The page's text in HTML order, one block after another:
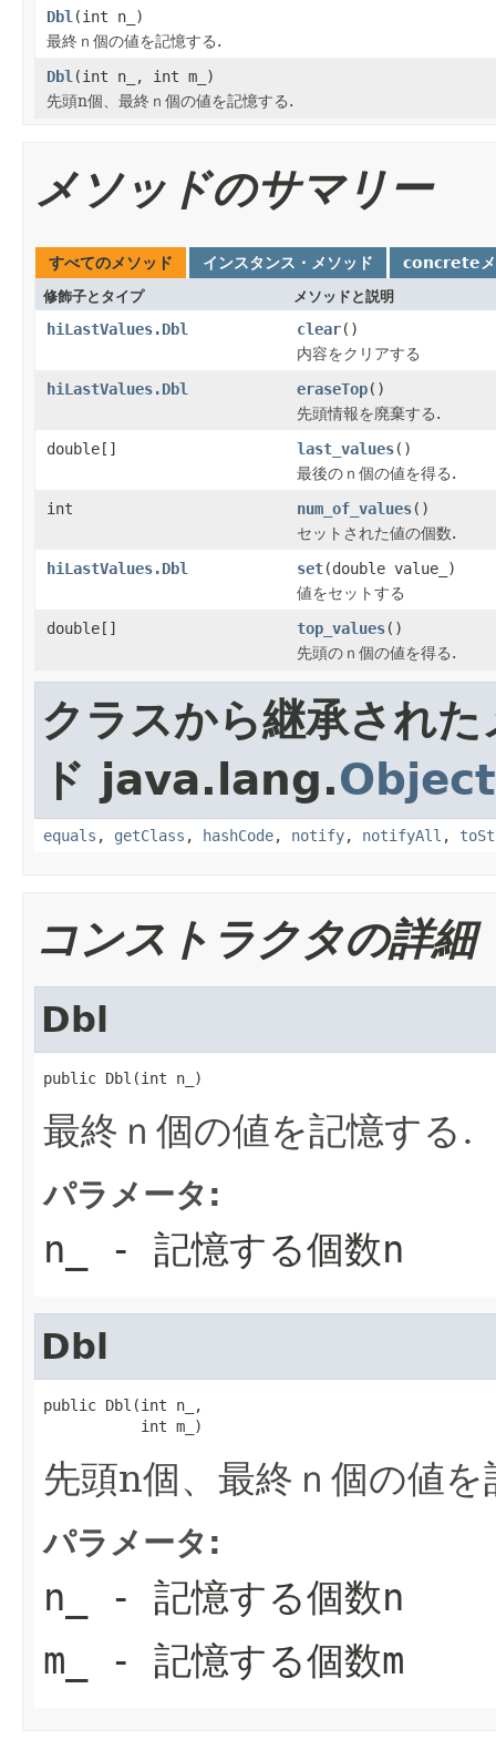
Dbl (int n_)
最終ｎ個の値を記憶する.
Dbl (int n_, int m_)
先頭n個、最終ｎ個の値を記憶する.
メソッドのサマリー
すべてのメソッド インスタンス・メソッド concreteメ
修飾子とタイプ メソッドと説明
hiLastValues.Dbl clear()
内容をクリアする
hiLastValues.Dbl
eraseTop()
先頭情報を廃棄する.
double[]
last_values()
最後のｎ個の値を得る.
int
num_of_values()
セットされた値の個数.
hiLastValues.Dbl
set(double value_)
値をセットする
double[]
top_values()
先頭のｎ個の値を得る.
クラスから継承された
ド java.lang.Object
equals , getClass , hashCode, notify, notifyAll ,
コンストラクタの詳細
Dbl
public Dbl(int n_)
最終ｎ個の値を記憶する.
パラメータ:
n_ - 記憶する個数n
Dbl
public Dbl(int n_,
           int m_)
先頭n個、最終ｎ個の値
パラメータ:
n_
- 記憶する個数n
m_
- 記憶する個数m